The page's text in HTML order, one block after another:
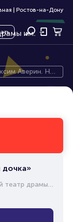
Ростов-на-Дону
им.
18+
Аверин. Нау
дочка»
им. М.Горького